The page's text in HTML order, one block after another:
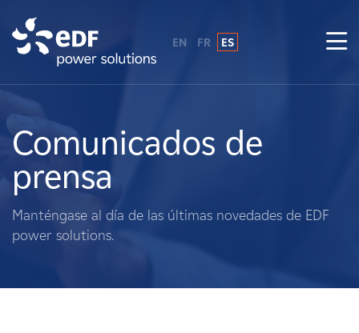
Sobre nosotros
Qué hacemos
Terratenientes
EN FR ES
Comunicados de
prensa
Manténgase al día de las últimas novedades de EDF
power solutions.